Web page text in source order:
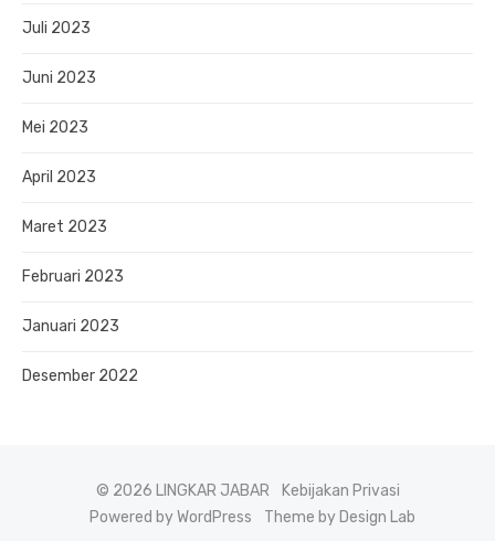
Juli 2023
Juni 2023
Mei 2023
April 2023
Maret 2023
Februari 2023
Januari 2023
Desember 2022
© 2026 LINGKAR JABAR
Kebijakan Privasi
Powered by WordPress
Theme by Design Lab